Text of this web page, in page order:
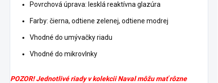
Povrchová úprava: lesklá reaktívna glazúra
Farby: čierna, odtiene zelenej, odtiene modrej
Vhodné do umývačky riadu
Vhodné do mikrovlnky
POZOR! Jednotlivé riady v kolekcii Naval môžu mať rôzne